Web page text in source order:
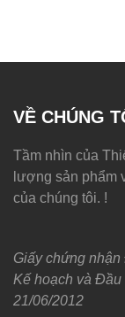
VỀ CHÚNG
Tầm nhìn của
lượng sản phẩm
của chúng tôi. !
Giấy chứng
Kế hoạch và Đầu
21/06/2012